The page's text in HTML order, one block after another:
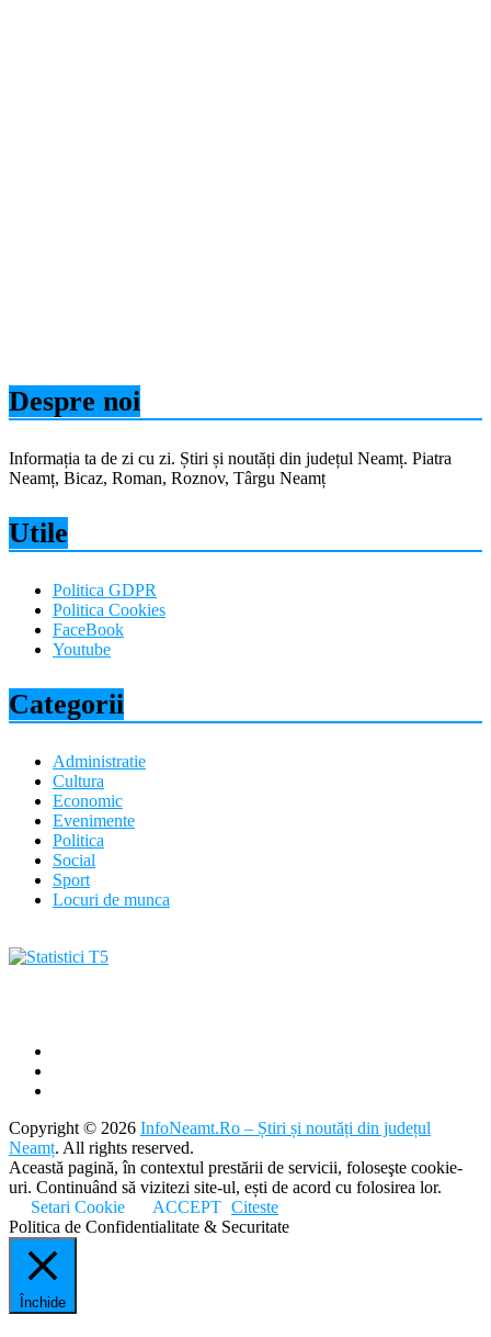
Despre noi
Informația ta de zi cu zi. Știri și noutăți din județul Neamț. Piatra
Neamț, Bicaz, Roman, Roznov, Târgu Neamț
Utile
Politica GDPR
Politica Cookies
FaceBook
Youtube
Categorii
Administratie
Cultura
Economic
Evenimente
Politica
Social
Sport
Locuri de munca
Copyright © 2026 InfoNeamt.Ro – Știri și noutăți din județul
Neamț. All rights reserved.
Această pagină, în contextul prestării de servicii, foloseşte cookie-
uri. Continuând să vizitezi site-ul, ești de acord cu folosirea lor.
Setari Cookie
ACCEPT Citeste
Politica de Confidentialitate & Securitate
Închide